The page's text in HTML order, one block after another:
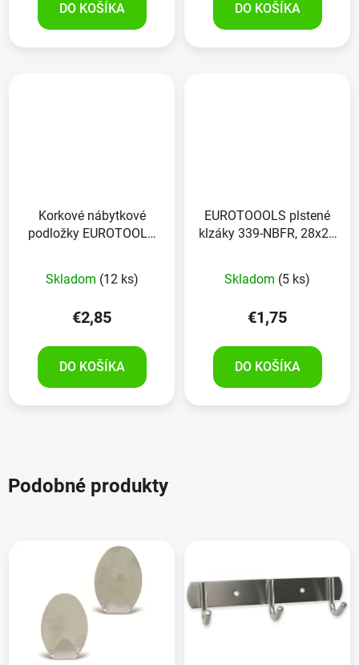
DO KOŠÍKA DO KOŠÍKA
Korkové nábytkové
podložky EUROTOOLS
Skladom (12 ks)
€2,85
DO KOŠÍKA
EUROTOOOLS plstené
klzáky 339-NBFR, 28x28
Skladom (5 ks)
€1,75
DO KOŠÍKA
Podobné produkty